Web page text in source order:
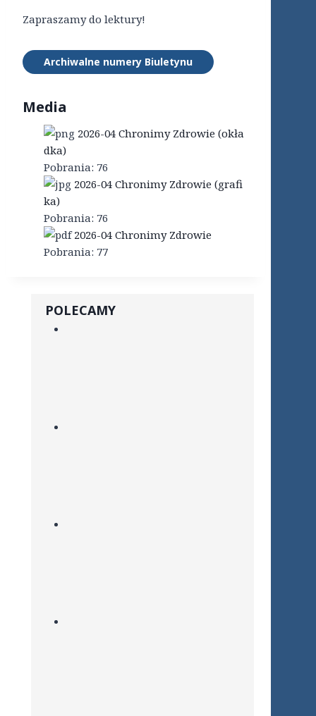
Zapraszamy do lektury!
Archiwalne numery Biuletynu
Media
2026-04 Chronimy Zdrowie (okła
dka)
Pobrania: 76
2026-04 Chronimy Zdrowie (grafi
ka)
Pobrania: 76
2026-04 Chronimy Zdrowie
Pobrania: 77
POLECAMY